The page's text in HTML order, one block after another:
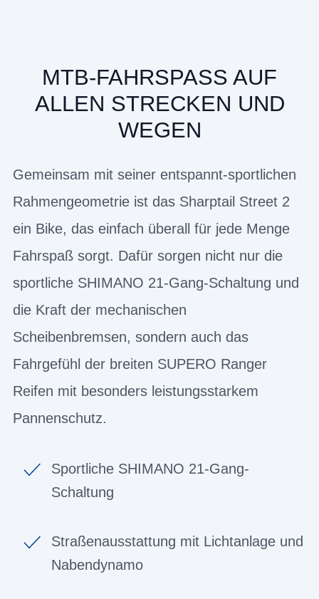
MTB-FAHRSPASS AUF
ALLEN STRECKEN UND
WEGEN
Gemeinsam mit seiner entspannt-sportlichen
Rahmengeometrie ist das Sharptail Street 2
ein Bike, das einfach überall für jede Menge
Fahrspaß sorgt. Dafür sorgen nicht nur die
sportliche SHIMANO 21-Gang-Schaltung und
die Kraft der mechanischen
Scheibenbremsen, sondern auch das
Fahrgefühl der breiten SUPERO Ranger
Reifen mit besonders leistungsstarkem
Pannenschutz.
Sportliche SHIMANO 21-Gang-
Schaltung
Straßenausstattung mit Lichtanlage und
Nabendynamo